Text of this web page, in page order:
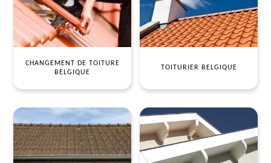
CHANGEMENT DE TOITURE
BELGIQUE
TOITURIER BELGIQUE